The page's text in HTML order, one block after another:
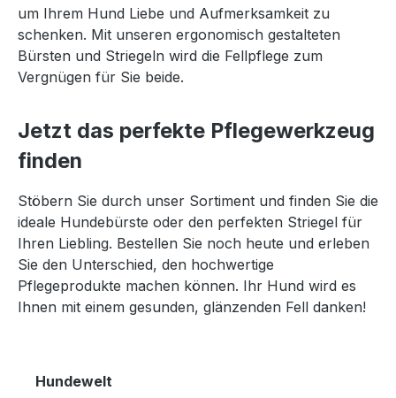
um Ihrem Hund Liebe und Aufmerksamkeit zu
schenken. Mit unseren ergonomisch gestalteten
Bürsten und Striegeln wird die Fellpflege zum
Vergnügen für Sie beide.
Jetzt das perfekte Pflegewerkzeug
finden
Stöbern Sie durch unser Sortiment und finden Sie die
ideale Hundebürste oder den perfekten Striegel für
Ihren Liebling. Bestellen Sie noch heute und erleben
Sie den Unterschied, den hochwertige
Pflegeprodukte machen können. Ihr Hund wird es
Ihnen mit einem gesunden, glänzenden Fell danken!
Hundewelt